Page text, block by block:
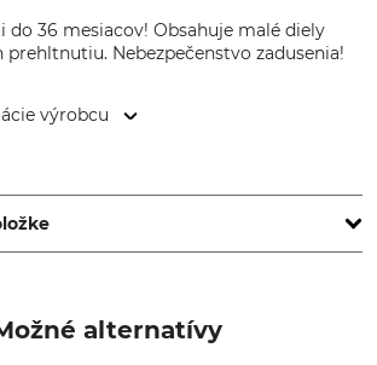
do 36 mesiacov! Obsahuje malé diely
Nebezpečenstvo zadusenia!
výrobcu
alternatívy